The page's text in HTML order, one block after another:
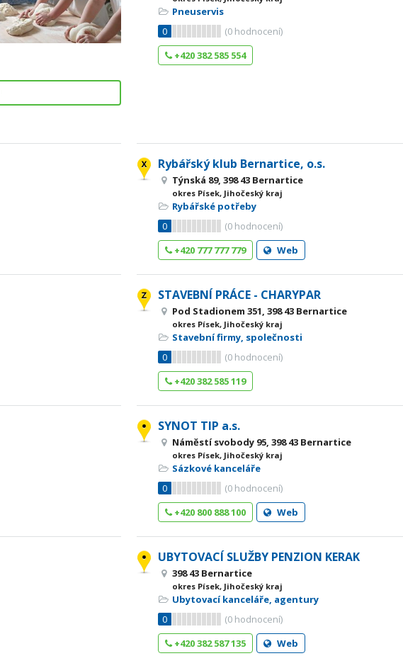
Pneuservis
0
(0 hodnocení)
+420 382 585 554
Rybářský klub Bernartice, o.s.
Týnská 89, 398 43 Bernartice
okres Písek, Jihočeský kraj
Rybářské potřeby
0
(0 hodnocení)
+420 777 777 779
Web
STAVEBNÍ PRÁCE - CHARYPAR
Pod Stadionem 351, 398 43 Bernartice
okres Písek, Jihočeský kraj
Stavební firmy, společnosti
0
(0 hodnocení)
+420 382 585 119
SYNOT TIP a.s.
Náměstí svobody 95, 398 43 Bernartice
okres Písek, Jihočeský kraj
Sázkové kanceláře
0
(0 hodnocení)
+420 800 888 100
Web
UBYTOVACÍ SLUŽBY PENZION KERAK
398 43 Bernartice
okres Písek, Jihočeský kraj
Ubytovací kanceláře, agentury
0
(0 hodnocení)
+420 382 587 135
Web